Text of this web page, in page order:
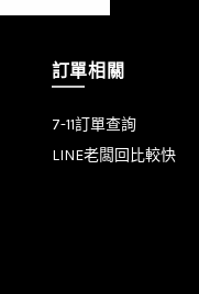
訂單相關
7-11訂單查詢
LINE老闆回比較快